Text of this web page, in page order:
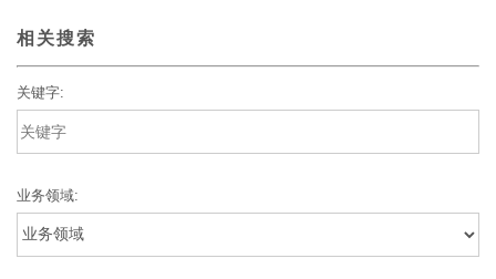
相关搜索
关键字:
业务领域: